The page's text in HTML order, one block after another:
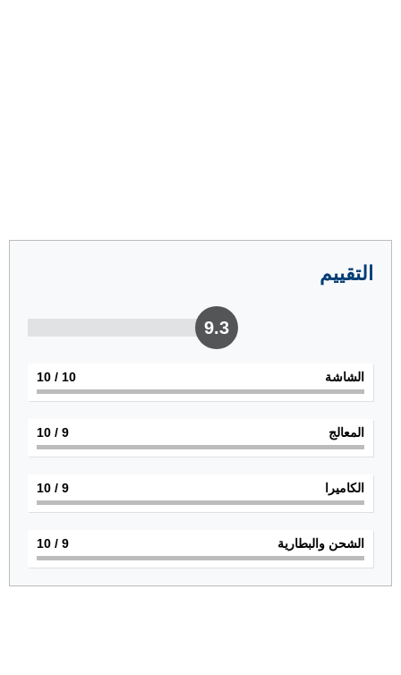
التقييم
9.3
الشاشة 10
/ 10
المعالج 9
/ 10
الكاميرا 9
/ 10
الشحن والبطارية 9
/ 10